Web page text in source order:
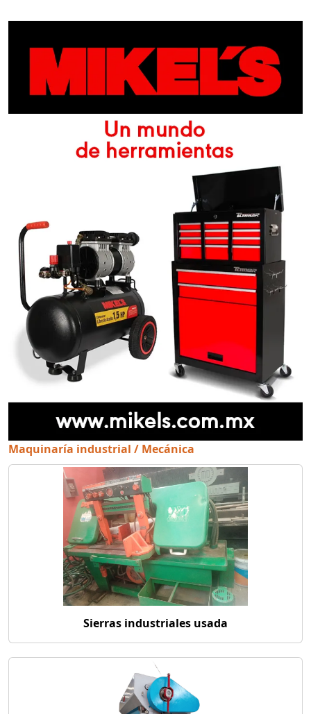
Maquinaría industrial / Mecánica
Sierras industriales usada